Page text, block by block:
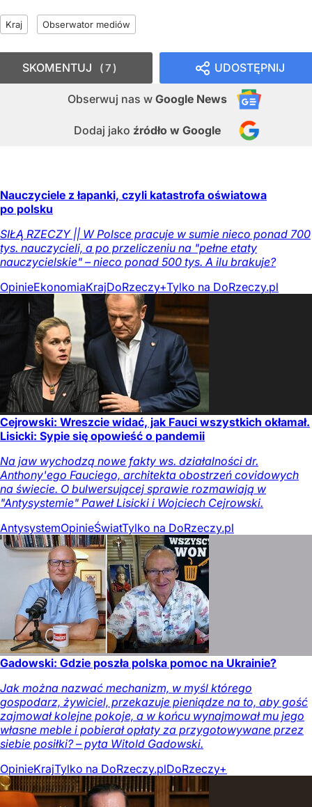
Kraj Obserwator mediów
UDOSTĘPNIJ
Obserwuj nas w Google News
Dodaj jako źródło w Google
SKOMENTUJ 7
Nauczyciele z łapanki, czyli katastrofa oświatowa
po polsku
SIŁĄ RZECZY || W Polsce pracuje w sumie nieco ponad 700
tys. nauczycieli, a po przeliczeniu na "pełne etaty
nauczycielskie" – nieco ponad 500 tys. A ilu brakuje?
OpinieEkonomiaKrajDoRzeczy+Tylko na DoRzeczy.pl
Cejrowski: Wreszcie widać, jak Fauci wszystkich okłamał.
Lisicki: Sypie się opowieść o pandemii
Na jaw wychodzą nowe fakty ws. działalności dr.
Anthony'ego Fauciego, architekta obostrzeń covidowych
na świecie. O bulwersującej sprawie rozmawiają w
"Antysystemie" Paweł Lisicki i Wojciech Cejrowski.
AntysystemOpinieŚwiatTylko na DoRzeczy.pl
Gadowski: Gdzie poszła polska pomoc na Ukrainie?
Jak można nazwać mechanizm, w myśl którego
gospodarz, żywiciel, przekazuje pieniądze na to, aby gość
zajmował kolejne pokoje, a w końcu wynajmował mu jego
własne meble i pobierał opłaty za przygotowywane przez
siebie posiłki? – pyta Witold Gadowski.
OpinieKrajTylko na DoRzeczy.plDoRzeczy+